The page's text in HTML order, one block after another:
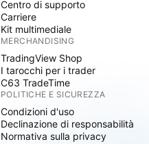
Centro di supporto
Carriere
Kit multimediale
MERCHANDISING
TradingView Shop
I tarocchi per i trader
C63 TradeTime
POLITICHE E SICUREZZA
Condizioni d'uso
Declinazione di responsabilità
Normativa sulla privacy